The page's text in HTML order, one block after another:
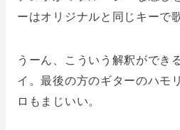
ーはオリジナルと同じキーで
うーん、こういう解釈ができ
イ。最後の方のギターのハモ
ロもまじいい。